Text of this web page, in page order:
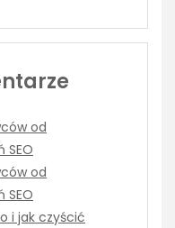
od
SEO
od
SEO
i jak czyścić